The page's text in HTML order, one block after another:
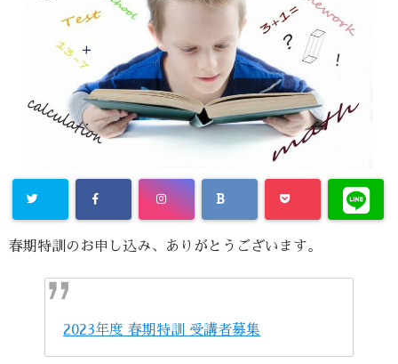
春期特訓のお申し込み、ありがとうございます。
2023年度 春期特訓 受講者募集